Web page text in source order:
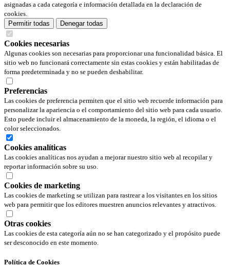
asignadas a cada categoría e información detallada en la declaración de
cookies.
Permitir todas
Denegar todas
Cookies necesarias
Algunas cookies son necesarias para proporcionar una funcionalidad básica. El
sitio web no funcionará correctamente sin estas cookies y están habilitadas de
forma predeterminada y no se pueden deshabilitar.
Preferencias
Las cookies de preferencia permiten que el sitio web recuerde información para
personalizar la apariencia o el comportamiento del sitio web para cada usuario.
Esto puede incluir el almacenamiento de la moneda, la región, el idioma o el
color seleccionados.
Cookies analíticas
Las cookies analíticas nos ayudan a mejorar nuestro sitio web al recopilar y
reportar información sobre su uso.
Cookies de marketing
Las cookies de marketing se utilizan para rastrear a los visitantes en los sitios
web para permitir que los editores muestren anuncios relevantes y atractivos.
Otras cookies
Las cookies de esta categoría aún no se han categorizado y el propósito puede
ser desconocido en este momento.
Política de Cookies